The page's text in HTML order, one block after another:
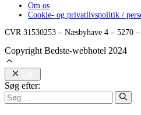
Om os
Cookie- og privatlivspolitik /
CVR 31530253 – Næsbyhave 4 – 5270
Copyright Bedste-webhotel 2024
Søg efter: